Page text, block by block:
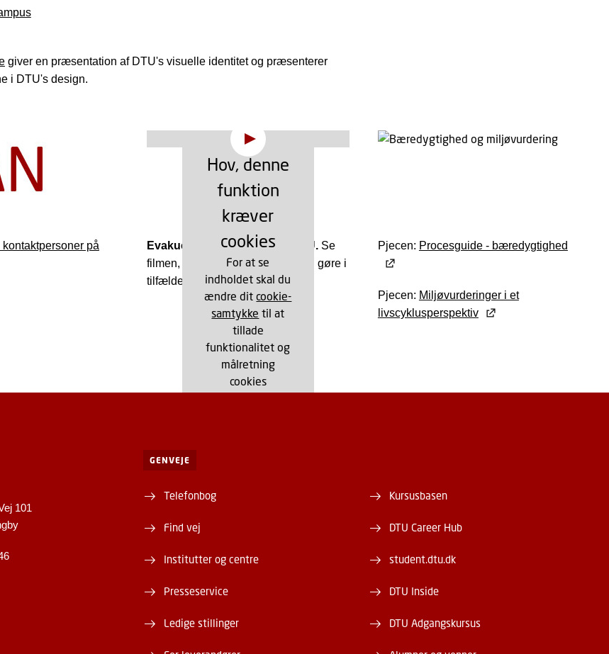
giver en præsentation af DTU's visuelle identitet og præsenterer
i DTU's design.
Hov, denne
funktion
kræver
cookies
For at se
indholdet skal du
ændre ditcookie-
samtykke til at
tillade
funktionalitet og
målretning
cookies
på
Evakueringsprocedure for DTU.Se
filmen, der beskriver hvad du skal gøre i
tilfælde af et akut uheld på DTU.
Pjecen: Procesguide - bæredygtighed
Pjecen: Miljøvurderinger i et
livscyklusperspektiv
101
GENVEJE
Telefonbog
Find vej
Institutter og centre
Presseservice
Ledige stillinger
Kursusbasen
DTU Career Hub
student.dtu.dk
DTU Inside
DTU Adgangskursus